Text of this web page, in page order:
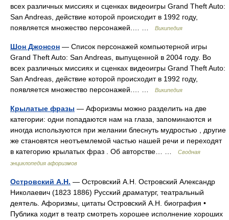
всех различных миссиях и сценках видеоигры Grand Theft Auto:
San Andreas, действие которой происходит в 1992 году,
появляется множество персонажей.… …
Википедия
Шон Джонсон — Список персонажей компьютерной игры
Grand Theft Auto: San Andreas, выпущенной в 2004 году. Во
всех различных миссиях и сценках видеоигры Grand Theft Auto:
San Andreas, действие которой происходит в 1992 году,
появляется множество персонажей.… …
Википедия
Крылатые фразы — Афоризмы можно разделить на две
категории: одни попадаются нам на глаза, запоминаются и
иногда используются при желании блеснуть мудростью , другие
же становятся неотъемлемой частью нашей речи и переходят
в категорию крылатых фраз . Об авторстве… …
Сводная
энциклопедия афоризмов
Островский А.Н. — Островский А.Н. Островский Александр
Николаевич (1823 1886) Русский драматург, театральный
деятель. Афоризмы, цитаты Островский А.Н. биография •
Публика ходит в театр смотреть хорошее исполнение хороших